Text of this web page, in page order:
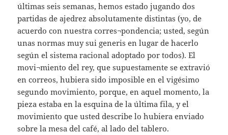
últimas seis semanas, hemos estado jugando dos
partidas de ajedrez absolutamente distintas (yo, de
acuerdo con nuestra corres¬pondencia; usted, según
unas normas muy sui generis en lugar de hacerlo
según el sistema racional adoptado por todos). El
movi¬miento del rey, que supuestamente se extravió
en correos, hubiera sido imposible en el vigésimo
segundo movimiento, porque, en aquel momento, la
pieza estaba en la esquina de la última fila, y el
movimiento que usted describe lo hubiera enviado
sobre la mesa del café, al lado del tablero.